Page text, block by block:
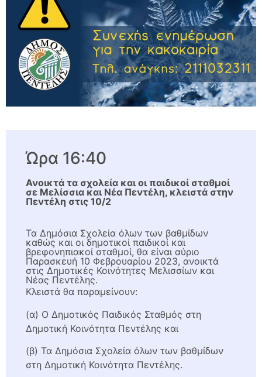
Ώρα 16:40
Ανοικτά τα σχολεία και οι παιδικοί σταθμοί
σε Μελίσσια και Νέα Πεντέλη, κλειστά στην
Πεντέλη στις 10/2
Τα Δημόσια Σχολεία όλων των βαθμίδων
καθώς και οι δημοτικοί παιδικοί και
βρεφονηπιακοί σταθμοί, θα είναι αύριο
Παρασκευή 10 Φεβρουαρίου 2023, ανοικτά
στις Δημοτικές Κοινότητες Μελισσίων και
Νέας Πεντέλης.
Κλειστά θα παραμείνουν:
(α) Ο Δημοτικός Παιδικός Σταθμός στη
Δημοτική Κοινότητα Πεντέλης και
(β) Τα Δημόσια Σχολεία όλων των βαθμίδων
στη Δημοτική Κοινότητα Πεντέλης.